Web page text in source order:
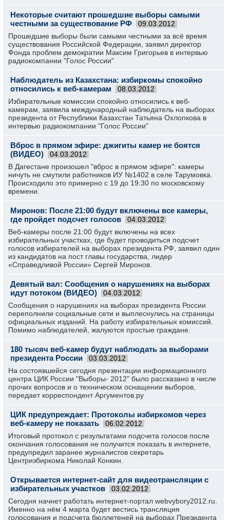
Некоторые считают прошедшие выборы самыми
честными за существование РФ
09.03.2012
Прошедшие выборы были самыми честными за всё время
существования Российской Федерации, заявил директор
Фонда проблем демократии Максим Григорьев в интервью
радиокомпании "Голос России"
Наблюдатель из Казахстана: избиркомы спокойно
относились к веб-камерам
08.03.2012
Избирательные комиссии спокойно относились к веб-
камерам, заявила международный наблюдатель на выборах
президента от Республики Казахстан Татьяна Охлопкова в
интервью радиокомпании "Голос России"
Вброс в прямом эфире: джигиты камер не боятся
(ВИДЕО)
04.03.2012
В Дагестане произошел "вброс в прямом эфире": камеры
ничуть не смутили работников ИУ №1402 в селе Тарумовка.
Происходило это примерно с 19 до 19:30 по московскому
времени.
Миронов: После 21:00 будут включены все камеры,
где пройдет подсчет голосов
04.03.2012
Веб-камеры после 21:00 будут включены на всех
избирательных участках, где будет проводиться подсчет
голосов избирателей на выборах президента РФ, заявил один
из кандидатов на пост главы государства, лидер
«Справедливой России» Сергей Миронов.
Девятый вал: Сообщения о нарушениях на выборах
идут потоком (ВИДЕО)
04.03.2012
Сообщения о нарушениях на выборах президента России
переполнили социальные сети и выплеснулись на страницы
официальных изданий. На работу избирательных комиссий.
Помимо наблюдателей, жалуются простые граждане.
180 тысяч веб-камер будут наблюдать за выборами
президента России
03.03.2012
На состоявшейся сегодня презентации информационного
центра ЦИК России "Выборы- 2012" было рассказано в числе
прочих вопросов и о техническом оснащении выборов,
передает корреспондент Аргументов.ру
ЦИК предупреждает: Протоколы избиркомов через
веб-камеру не показать
06.02.2012
Итоговый протокол с результатами подсчета голосов после
окончания голосования не получится показать в интернете,
предупредил заранее журналистов секретарь
Центризбиркома Николай Конкин.
Открывается интернет-сайт для видеотрансляции с
избирательных участков
03.02.2012
Сегодня начнет работать интернет-портал webvybory2012.ru.
Именно на нём 4 марта будет вестись трансляция
голосования и подсчета бюллетеней на выборах Президента